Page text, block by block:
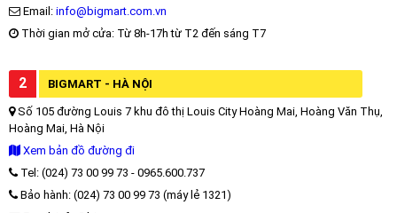
Email: info@bigmart.com.vn
Thời gian mở cửa: Từ 8h-17h từ T2 đến sáng T7
2 BIGMART - HÀ NỘI
Số 105 đường Louis 7 khu đô thị Louis City Hoàng Mai, Hoàng Văn Thụ,
Hoàng Mai, Hà Nội
Xem bản đồ đường đi
Tel: (024) 73 00 99 73 - 0965.600.737
Bảo hành: (024) 73 00 99 73 (máy lẻ 1321)